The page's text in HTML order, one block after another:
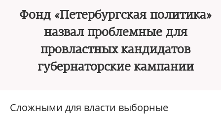
Фонд «Петербургская политика»
назвал проблемные для
провластных кандидатов
губернаторские кампании
Сложными для власти выборные